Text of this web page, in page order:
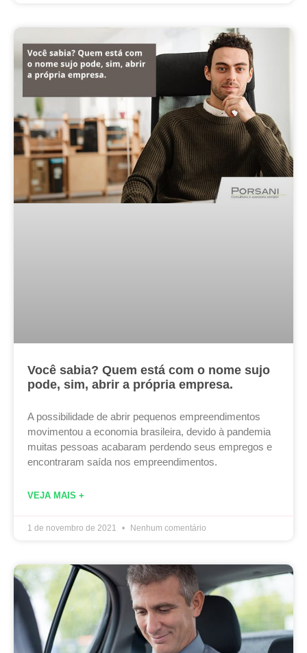
Você sabia? Quem está com o nome sujo
pode, sim, abrir a própria empresa.
A possibilidade de abrir pequenos empreendimentos
movimentou a economia brasileira, devido à pandemia
muitas pessoas acabaram perdendo seus empregos e
encontraram saída nos empreendimentos.
VEJA MAIS +
1 de novembro de 2021 Nenhum comentário